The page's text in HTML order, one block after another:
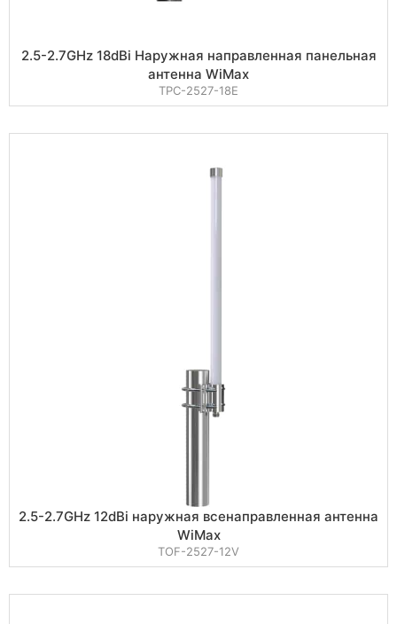
2.5-2.7GHz 18dBi Наружная направленная панельная
антенна WiMax
TPC-2527-18E
2.5-2.7GHz 12dBi наружная всенаправленная антенна
WiMax
TOF-2527-12V